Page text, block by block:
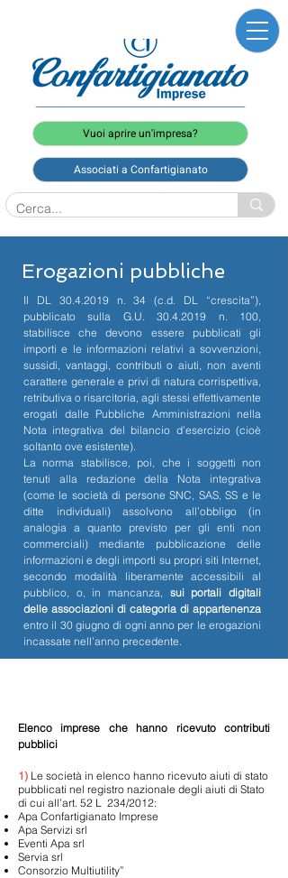
Vuoi aprire un'impresa?
Associati a Confartigianato
Erogazioni pubbliche
Il DL 30.4.2019n. 34 (c.d. DL “crescita”),
pubblicato sulla G.U.30.4.2019 n. 100,
stabilisce che devono essere pubblicati gli
importi e le informazioni relativi a sovvenzioni,
sussidi, vantaggi, contributi o aiuti, non aventi
carattere generale e privi di natura corrispettiva,
retributiva o risarcitoria, agli stessi effettivamente
erogati dalle Pubbliche Amministrazioni nella
Nota integrativa del bilancio d’esercizio (cioè
soltanto ove esistente).
La norma stabilisce, poi, che i soggetti non
tenuti alla redazione della Nota integrativa
(come le società di persone SNC, SAS, SS e le
ditte individuali) assolvono all’obbligo (in
analogia a quanto previsto per gli enti non
commerciali) mediante pubblicazione delle
informazioni e degli importi su propri siti Internet,
secondo modalità liberamente accessibili al
pubblico, o, in mancanza, sui portali digitali
delle associazioni di categoria di appartenenza
entro il 30 giugno di ogni anno per le erogazioni
incassate nell’anno precedente.
Elenco imprese che hanno ricevuto contributi
pubblici
1) Le società in elenco hanno ricevuto aiuti di stato
pubblicati nel registro nazionale degli aiuti di Stato
di cui all’art. 52 L 234/2012:
Apa Confartigianato Imprese
Apa Servizi srl
Eventi Apa srl
Servia srl
Consorzio Multiutility”